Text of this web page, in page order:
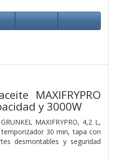
MAXIFRYPRO
y 3000W
MAXIFRYPRO, 4,2 L,
30 min, tapa con
desmontables y seguridad